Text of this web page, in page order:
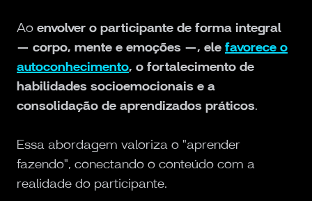
Ao envolver o participante de forma integral
— corpo, mente e emoções —, ele favorece o
autoconhecimento, o fortalecimento de
habilidades socioemocionais e a
consolidação de aprendizados práticos.
Essa abordagem valoriza o "aprender
fazendo", conectando o conteúdo com a
realidade do participante.